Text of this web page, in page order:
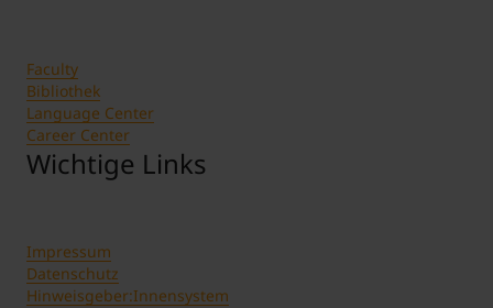
Faculty
Bibliothek
Language Center
Career Center
Wichtige Links
Impressum
Datenschutz
Hinweisgeber:Innensystem